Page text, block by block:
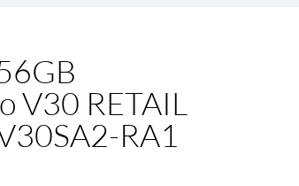
V30 RETAIL
RA1